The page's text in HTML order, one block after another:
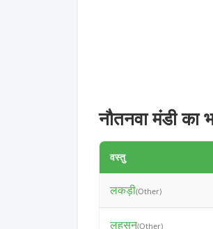
नौतनवा मंडी का
वस्तु
लकड़ी(Other)
लहसुन(Other)